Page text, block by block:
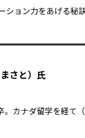
ション力をあげる秘
さと）氏
。カナダ留学を経て